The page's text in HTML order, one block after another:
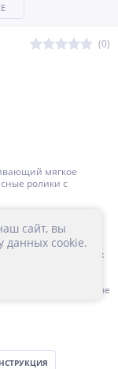
(0)
мягкое
ролики с
отдельно
резинотехнических
магнитные
сайт, вы
данных cookie.